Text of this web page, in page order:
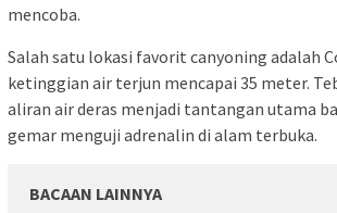
mencoba.
Salah satu lokasi favorit canyoning adalah
ketinggian air terjun mencapai 35 meter.
aliran air deras menjadi tantangan utama
gemar menguji adrenalin di alam terbuka.
BACAAN LAINNYA